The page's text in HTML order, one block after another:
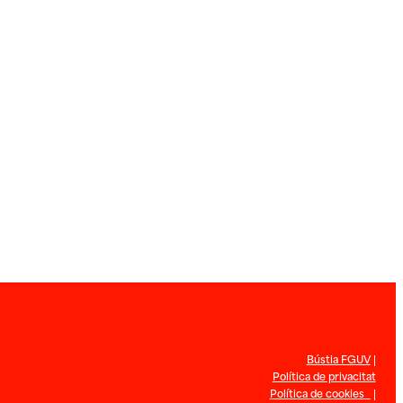
Bústia FGUV|
Política de privacitat
Política de cookies |